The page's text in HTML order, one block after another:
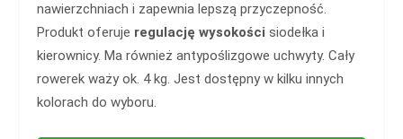
nawierzchniach i zapewnia lepszą przyczepność.
Produkt oferuje regulację wysokości siodełka i
kierownicy. Ma również antypoślizgowe uchwyty. Cały
rowerek waży ok. 4 kg. Jest dostępny w kilku innych
kolorach do wyboru.